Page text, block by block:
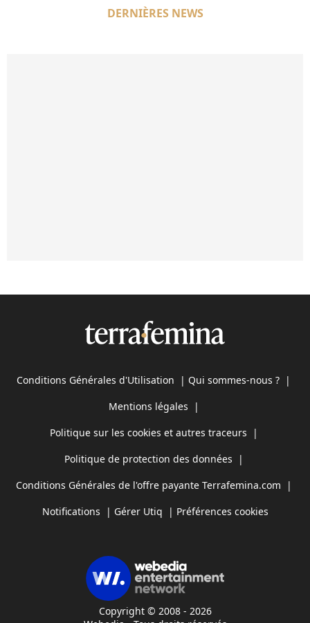
DERNIÈRES NEWS
Conditions Générales d'Utilisation | Qui sommes-nous ? |
Mentions légales |
Politique sur les cookies et autres traceurs |
Politique de protection des données |
Conditions Générales de l'offre payante Terrafemina.com |
Notifications | Gérer Utiq | Préférences cookies
Copyright © 2008 - 2026